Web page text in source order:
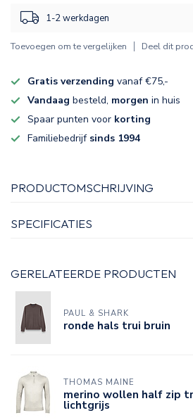
1-2 werkdagen
Toevoegen om te vergelijken Deel dit
Gratis verzending vanaf €75,-
Vandaag besteld, morgen in huis
Spaar punten voor korting
Familiebedrijf sinds 1994
PRODUCTOMSCHRIJVING
SPECIFICATIES
GERELATEERDE PRODUCTEN
PAUL & SHARK
ronde hals trui bruin
THOMAS MAINE
merino wollen half zip
lichtgrijs